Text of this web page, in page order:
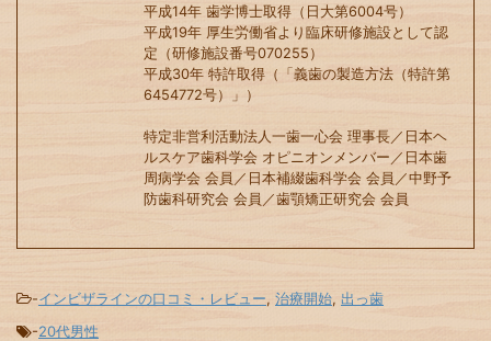
平成14年 歯学博士取得（日大第6004号）
平成19年 厚生労働省より臨床研修施設として認
定（研修施設番号070255）
平成30年 特許取得（「義歯の製造方法（特許第
6454772号）」）
特定非営利活動法人一歯一心会 理事長／日本ヘ
ルスケア歯科学会 オピニオンメンバー／日本歯
周病学会 会員／日本補綴歯科学会 会員／中野予
防歯科研究会 会員／歯顎矯正研究会 会員
-インビザラインの口コミ・レビュー, 治療開始, 出っ歯
-20代男性